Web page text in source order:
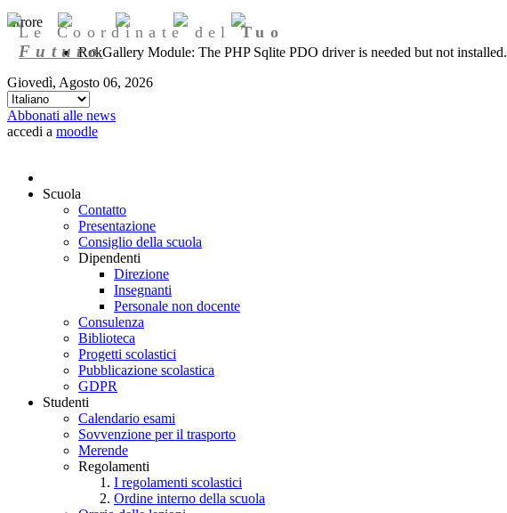
Errore
RokGallery Module: The PHP Sqlite PDO driver is needed but not installed.
Giovedì, Agosto 06, 2026
Abbonati alle news
accedi a moodle
Le Coordinate delTuo
Futuro
Scuola
Contatto
Presentazione
Consiglio della scuola
Dipendenti
Direzione
Insegnanti
Personale non docente
Consulenza
Biblioteca
Progetti scolastici
Pubblicazione scolastica
GDPR
Studenti
Calendario esami
Sovvenzione per il trasporto
Merende
Regolamenti
I regolamenti scolastici
Ordine interno della scuola